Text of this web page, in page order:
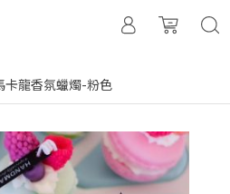
卡龍香氛蠟燭-粉色